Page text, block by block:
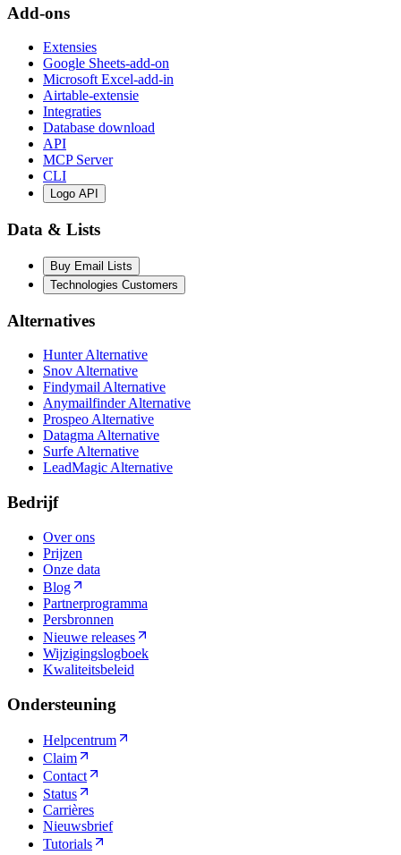
Add-ons
Extensies
Google Sheets-add-on
Microsoft Excel-add-in
Airtable-extensie
Integraties
Database download
API
MCP Server
CLI
Logo API
Data & Lists
Buy Email Lists
Technologies Customers
Alternatives
Hunter Alternative
Snov Alternative
Findymail Alternative
Anymailfinder Alternative
Prospeo Alternative
Datagma Alternative
Surfe Alternative
LeadMagic Alternative
Bedrijf
Over ons
Prijzen
Onze data
Blog
Partnerprogramma
Persbronnen
Nieuwe releases
Wijzigingslogboek
Kwaliteitsbeleid
Ondersteuning
Helpcentrum
Claim
Contact
Status
Carrières
Nieuwsbrief
Tutorials